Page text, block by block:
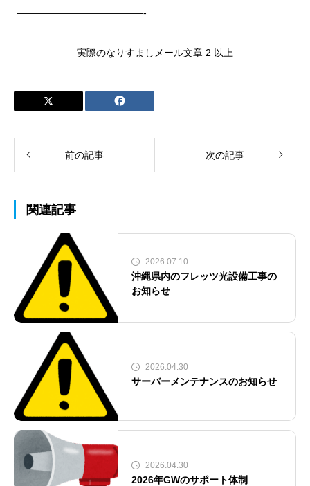
—————————————-
実際のなりすましメール文章 2 以上
前の記事 次の記事
関連記事
2026.07.10
沖縄県内のフレッツ光設備工事の
お知らせ
2026.04.30
サーバーメンテナンスのお知らせ
2026.04.30
2026年GWのサポート体制